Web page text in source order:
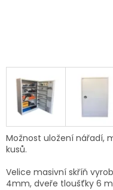
Možnost uložení nářadí,
kusů.
Velice masivní skříň
4mm, dveře tloušťky 6